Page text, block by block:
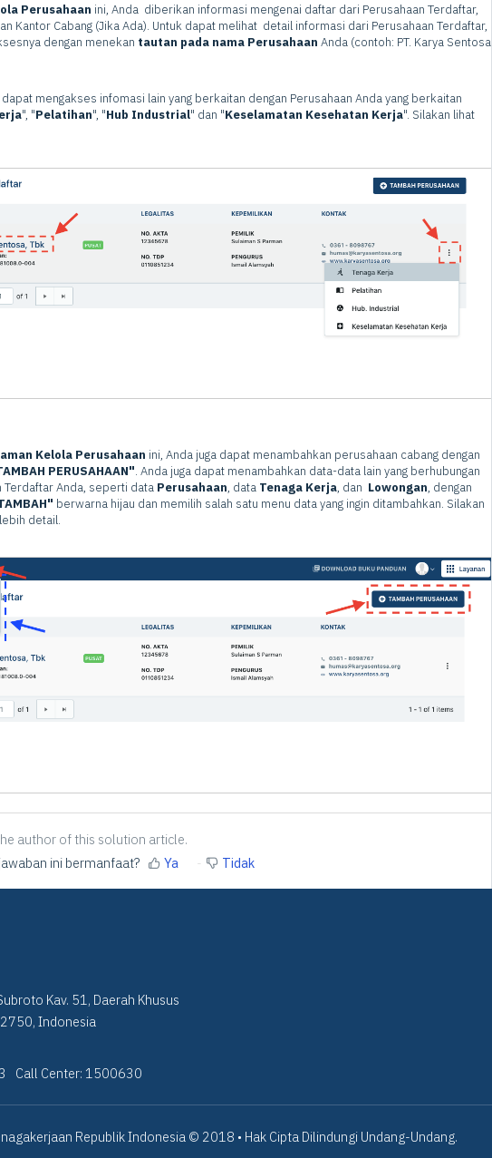
Perusahaan ini, Anda diberikan informasi mengenai daftar dari Perusahaan Terdaftar,
Kantor Cabang (Jika Ada). Untuk dapat melihat detail informasi dari Perusahaan Terdaftar,
dengan menekan tautan pada nama Perusahaan Anda (contoh: PT. Karya Sentosa
dapat mengakses infomasi lain yang berkaitan dengan Perusahaan Anda yang berkaitan
", "Pelatihan", "Hub Industrial" dan "Keselamatan Kesehatan Kerja". Silakan lihat
Kelola Perusahaan ini, Anda juga dapat menambahkan perusahaan cabang dengan
PERUSAHAAN". Anda juga dapat menambahkan data-data lain yang berhubungan
Terdaftar Anda, seperti data Perusahaan, data Tenaga Kerja, dan Lowongan, dengan
berwarna hijau dan memilih salah satu menu data yang ingin ditambahkan. Silakan
detail.
author of this solution article.
ini bermanfaat?
Ya Tidak
Kav. 51, Daerah Khusus
Indonesia
Call Center: 1500630
Republik Indonesia © 2018 • Hak Cipta Dilindungi Undang-Undang.